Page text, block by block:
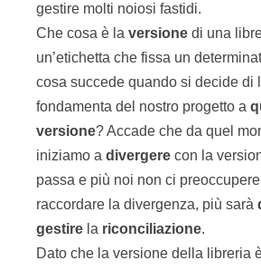
gestire molti noiosi fastidi.
Che cosa è la versione di una
un’etichetta che fissa un
cosa succede quando si decide di
fondamenta del nostro progetto a
versione? Accade che da quel
iniziamo a divergere con la
passa e più noi non ci
raccordare la divergenza, più sarà
gestire la riconciliazione.
Dato che la versione della libreria